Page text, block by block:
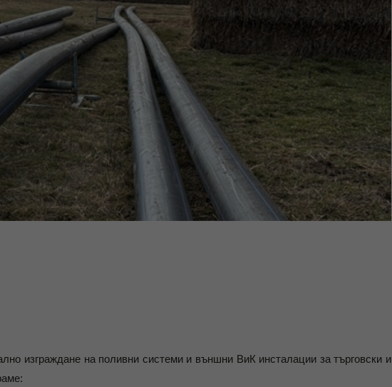
изграждане на поливни системи и външни ВиК инсталации за търговски и